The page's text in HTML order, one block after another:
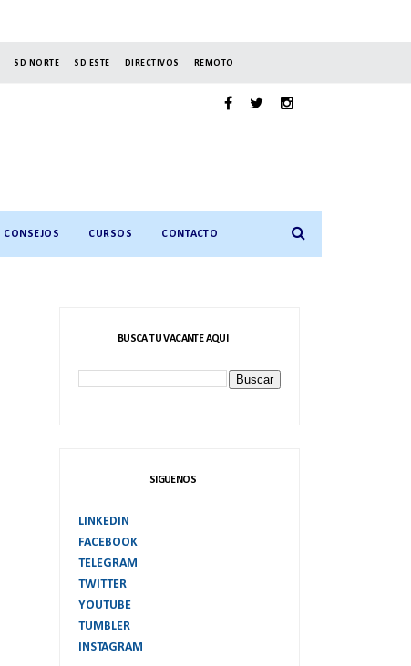
SD NORTE SD ESTE DIRECTIVOS REMOTO
CONSEJOS CURSOS CONTACTO
BUSCA TU VACANTE AQUI
SIGUENOS
LINKEDIN
FACEBOOK
TELEGRAM
TWITTER
YOUTUBE
TUMBLER
INSTAGRAM